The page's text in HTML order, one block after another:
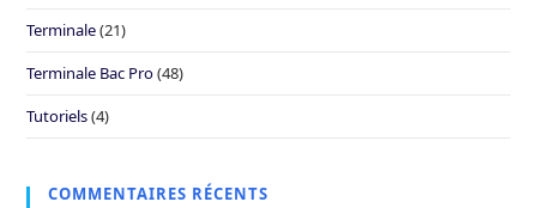
Terminale(21)
Terminale Bac Pro(48)
Tutoriels(4)
COMMENTAIRES RÉCENTS